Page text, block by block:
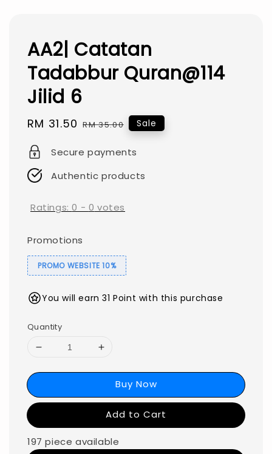
AA2| Catatan
Tadabbur Quran@114
Jilid 6
Sale
RM 31.50 Regular
RM 35.00 Sale
Secure payments
Authentic products
Ratings:0 - 0 votes
Promotions
PROMO WEBSITE 10%
You will earn 31 Point with this purchase
Quantity
Buy Now
Add to Cart
197 piece available